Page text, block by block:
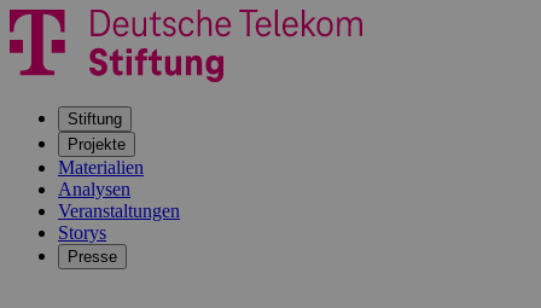
Stiftung
Projekte
Materialien
Analysen
Veranstaltungen
Storys
Presse